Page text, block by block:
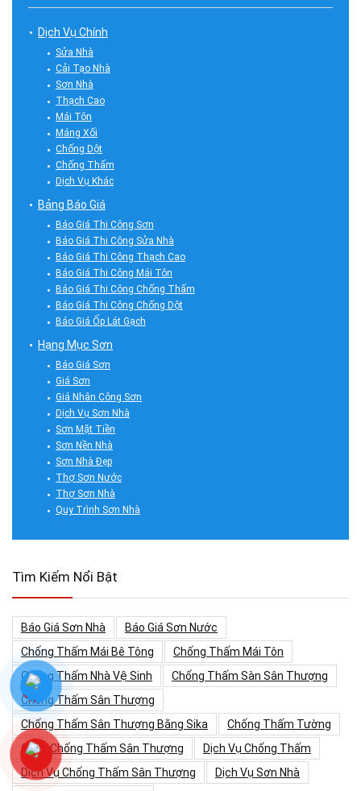
Dịch Vụ Chính
Sửa Nhà
Cải Tạo Nhà
Sơn Nhà
Thạch Cao
Mái Tôn
Máng Xối
Chống Dột
Chống Thấm
Dịch Vụ Khác
Bảng Báo Giá
Báo Giá Thi Công Sơn
Báo Giá Thi Công Sửa Nhà
Báo Giá Thi Công Thạch Cao
Báo Giá Thi Công Mái Tôn
Báo Giá Thi Công Chống Thấm
Báo Giá Thi Công Chống Dột
Báo Giá Ốp Lát Gạch
Hạng Mục Sơn
Báo Giá Sơn
Giá Sơn
Giá Nhân Công Sơn
Dịch Vụ Sơn Nhà
Sơn Mặt Tiền
Sơn Nền Nhà
Sơn Nhà Đẹp
Thợ Sơn Nước
Thợ Sơn Nhà
Quy Trình Sơn Nhà
Tìm Kiếm Nổi Bật
Báo Giá Sơn Nhà
Báo Giá Sơn Nước
Chống Thấm Mái Bê Tông
Chống Thấm Mái Tôn
Chống Thấm Nhà Vệ Sinh
Chống Thấm Sàn Sân Thượng
Chống Thấm Sân Thượng
Chống Thấm Sân Thượng Bằng Sika
Chống Thấm Tường
Cách Chống Thấm Sân Thượng
Dịch Vụ Chống Thấm
Dịch Vụ Chống Thấm Sân Thượng
Dịch Vụ Sơn Nhà